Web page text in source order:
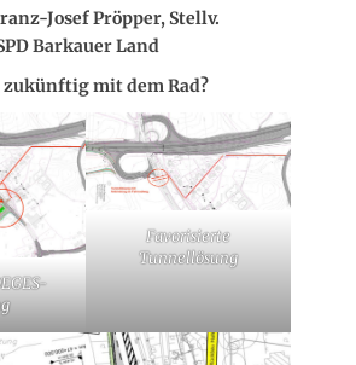
Josef Pröpper, Stellv.
Barkauer Land
mit dem Rad?
Favorisierte
Tunnellösung